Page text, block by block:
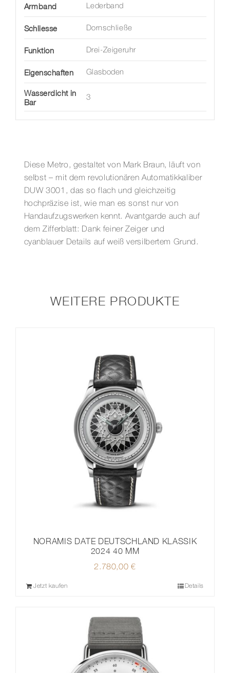
Armband Lederband
Schliesse Dornschließe
Funktion Drei-Zeigeruhr
Eigenschaften Glasboden
Wasserdicht in
Bar
3
Diese Metro, gestaltet von Mark Braun, läuft von
selbst – mit dem revolutionären Automatikkaliber
DUW 3001, das so flach und gleichzeitig
hochpräzise ist, wie man es sonst nur von
Handaufzugswerken kennt. Avantgarde auch auf
dem Zifferblatt: Dank feiner Zeiger und
cyanblauer Details auf weiß versilbertem Grund.
WEITERE PRODUKTE
NORAMIS DATE DEUTSCHLAND KLASSIK
2024 40 MM
2.780,00€
Jetzt kaufen Details